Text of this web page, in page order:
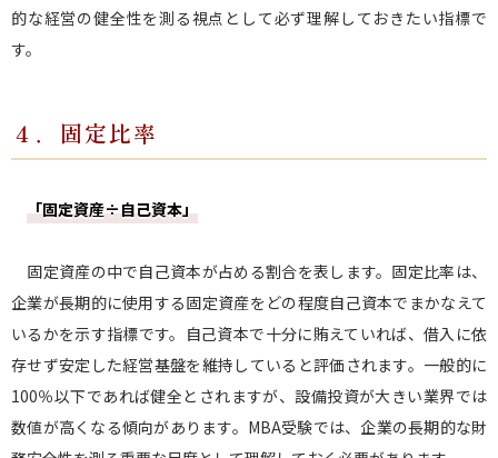
的な経営の健全性を測る視点として必ず理解しておきたい指標で
す。
４．固定比率
「固定資産÷自己資本」
固定資産の中で自己資本が占める割合を表します。固定比率は、
企業が長期的に使用する固定資産をどの程度自己資本でまかなえて
いるかを示す指標です。自己資本で十分に賄えていれば、借入に依
存せず安定した経営基盤を維持していると評価されます。一般的に
100％以下であれば健全とされますが、設備投資が大きい業界では
数値が高くなる傾向があります。MBA受験では、企業の長期的な財